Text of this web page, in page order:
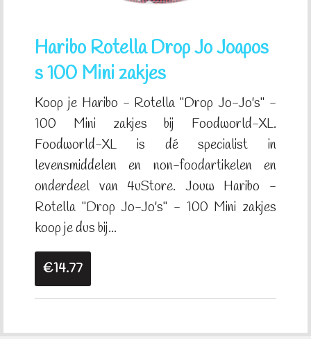
Haribo Rotella Drop Jo Joapos
s 100 Mini zakjes
Koop je Haribo - Rotella "Drop Jo-Jo's" -
100 Mini zakjes bij Foodworld-XL.
Foodworld-XL is dé specialist in
levensmiddelen en non-foodartikelen en
onderdeel van 4uStore. Jouw Haribo -
Rotella "Drop Jo-Jo's" - 100 Mini zakjes
koop je dus bij...
€14.77